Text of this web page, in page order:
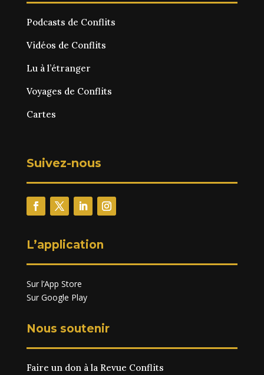
Podcasts de Conflits
Vidéos de Conflits
Lu à l’étranger
Voyages de Conflits
Cartes
Suivez-nous
L’application
Sur l’App Store
Sur Google Play
Nous soutenir
Faire un don à la Revue Conflits